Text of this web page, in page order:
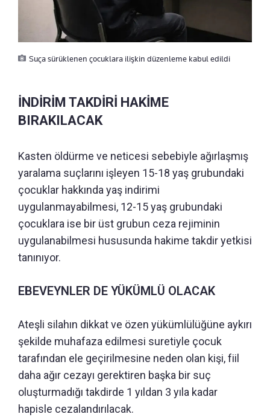
Suça sürüklenen çocuklara ilişkin düzenleme kabul edildi
İNDİRİM TAKDİRİ HAKİME
BIRAKILACAK
Kasten öldürme ve neticesi sebebiyle ağırlaşmış
yaralama suçlarını işleyen 15-18 yaş grubundaki
çocuklar hakkında yaş indirimi
uygulanmayabilmesi, 12-15 yaş grubundaki
çocuklara ise bir üst grubun ceza rejiminin
uygulanabilmesi hususunda hakime takdir yetkisi
tanınıyor.
EBEVEYNLER DE YÜKÜMLÜ OLACAK
Ateşli silahın dikkat ve özen yükümlülüğüne aykırı
şekilde muhafaza edilmesi suretiyle çocuk
tarafından ele geçirilmesine neden olan kişi, fiil
daha ağır cezayı gerektiren başka bir suç
oluşturmadığı takdirde 1 yıldan 3 yıla kadar
hapisle cezalandırılacak.